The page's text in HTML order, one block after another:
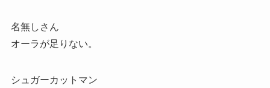
名無しさん
オーラが足りない。
シュガーカットマン